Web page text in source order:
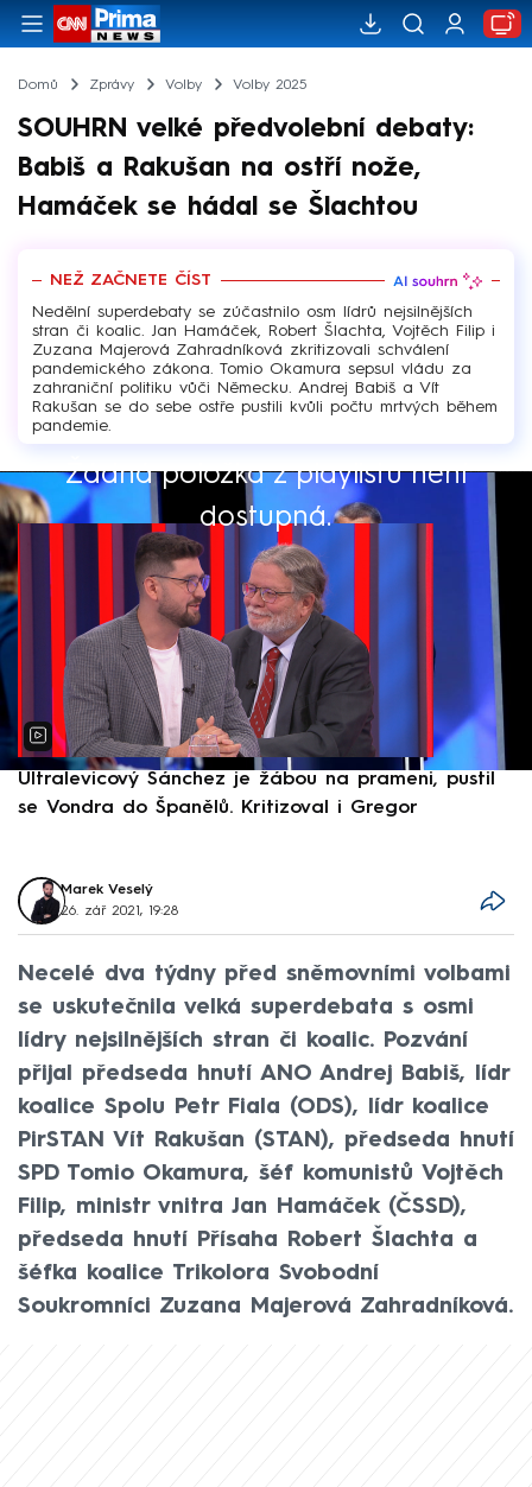
Domů Zprávy Volby Volby 2025
SOUHRN velké předvolební debaty:
Babiš a Rakušan na ostří nože,
Hamáček se hádal se Šlachtou
NEŽ ZAČNETE ČÍST
Nedělní superdebaty se zúčastnilo osm lídrů nejsilnějších
stran či koalic. Jan Hamáček, Robert Šlachta, Vojtěch Filip i
Zuzana Majerová Zahradníková zkritizovali schválení
pandemického zákona. Tomio Okamura sepsul vládu za
zahraniční politiku vůči Německu. Andrej Babiš a Vít
Rakušan se do sebe ostře pustili kvůli počtu mrtvých během
pandemie.
Žádná položka z playlistu není
dostupná.
Výběr redakce
Ultralevicový Sánchez je žábou na prameni, pustil
se Vondra do Španělů. Kritizoval i Gregor
Marek Veselý
26. zář 2021, 19:28
Necelé dva týdny před sněmovními volbami
se uskutečnila velká superdebata s osmi
lídry nejsilnějších stran či koalic. Pozvání
přijal předseda hnutí ANO Andrej Babiš, lídr
koalice Spolu Petr Fiala (ODS), lídr koalice
PirSTAN Vít Rakušan (STAN), předseda hnutí
SPD Tomio Okamura, šéf komunistů Vojtěch
Filip, ministr vnitra Jan Hamáček (ČSSD),
předseda hnutí Přísaha Robert Šlachta a
šéfka koalice Trikolora Svobodní
Soukromníci Zuzana Majerová Zahradníková.